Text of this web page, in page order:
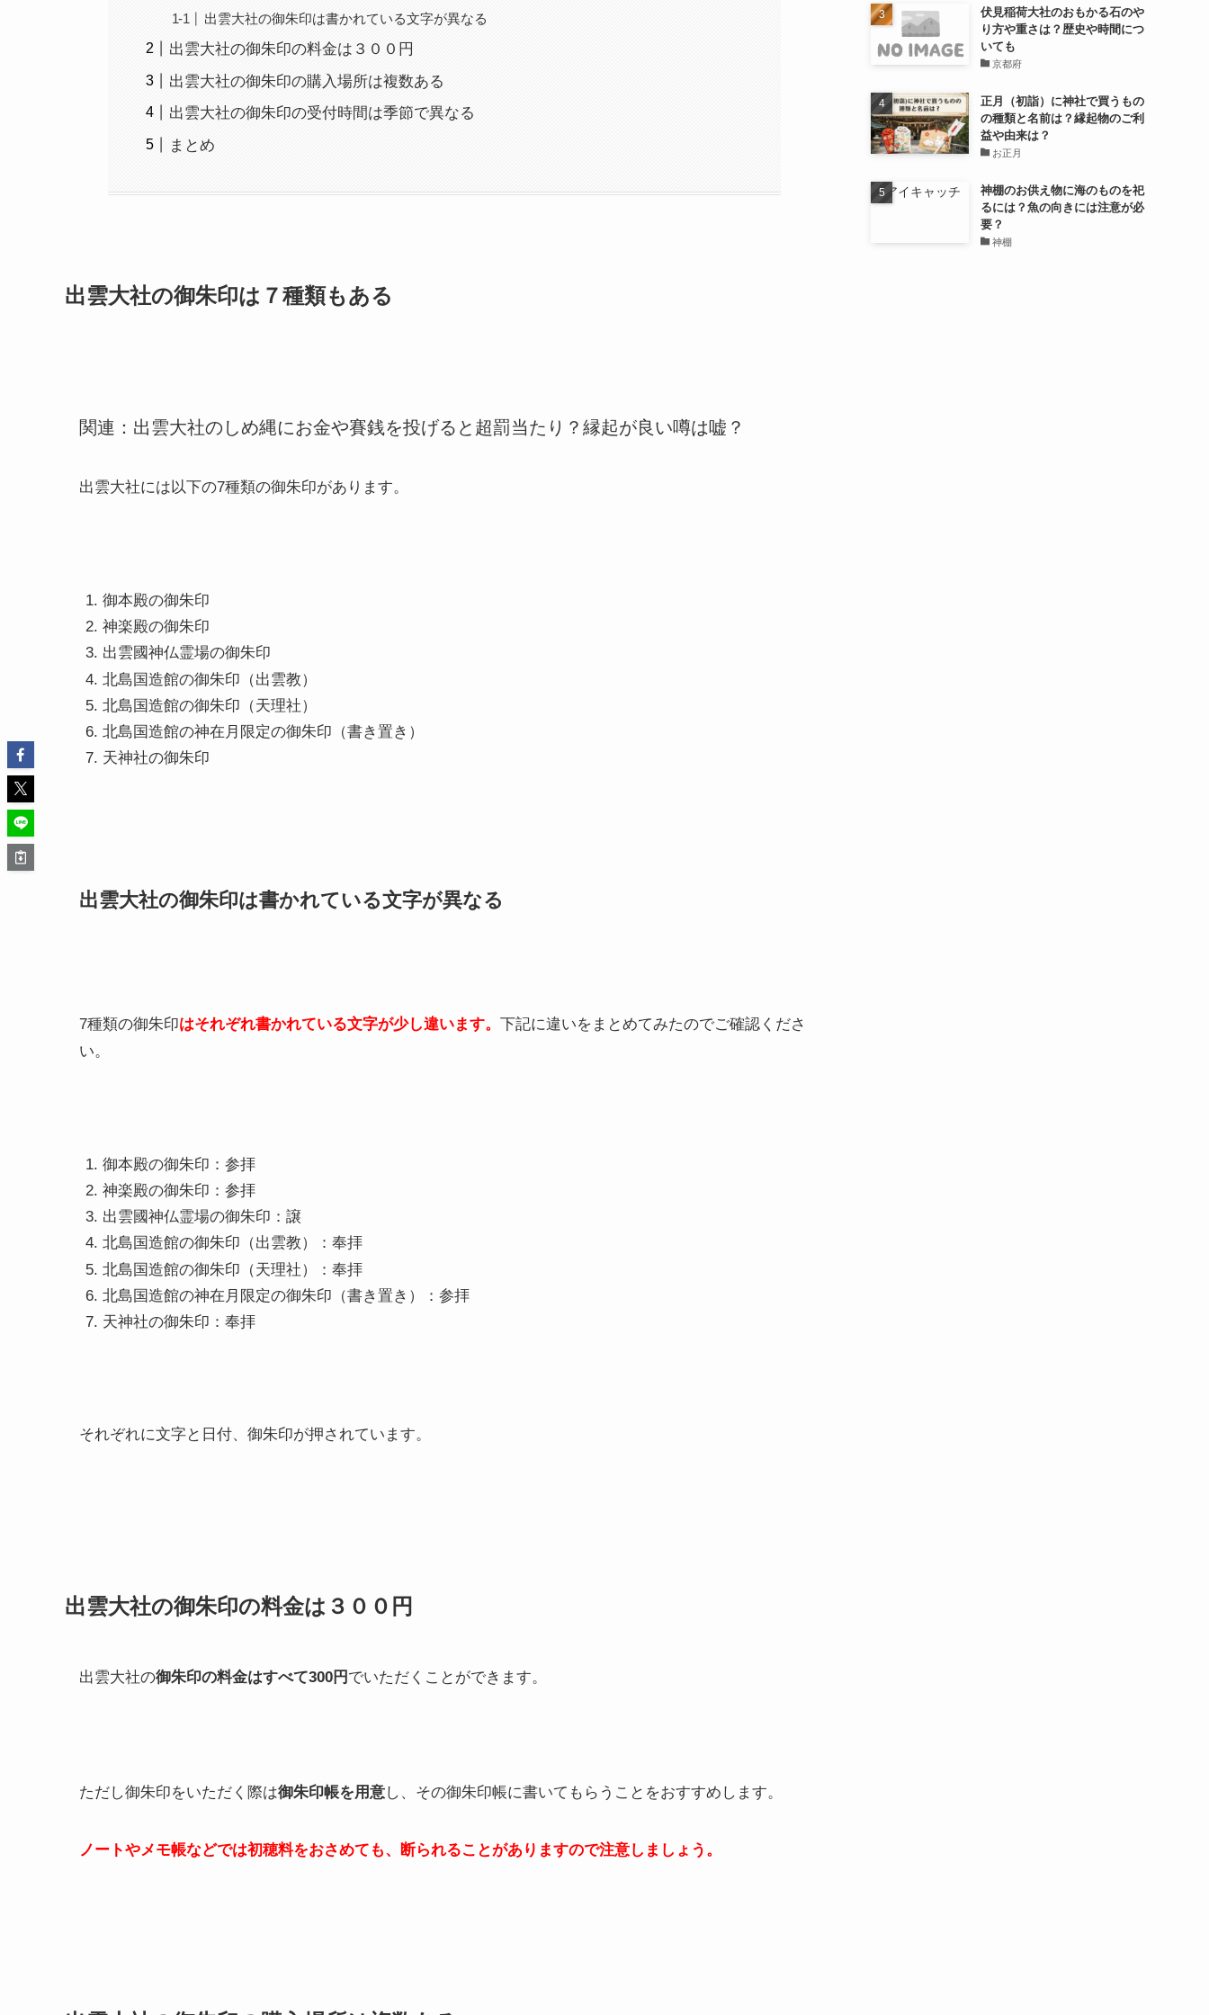
出雲大社の御朱印は書かれている文字が異なる
出雲大社の御朱印の料金は３００円
出雲大社の御朱印の購入場所は複数ある
出雲大社の御朱印の受付時間は季節で異なる
まとめ
出雲大社の御朱印は７種類もある
関連：出雲大社のしめ縄にお金や賽銭を投げると超罰当たり？縁起が良い噂は嘘？
出雲大社には以下の7種類の御朱印があります。
御本殿の御朱印
神楽殿の御朱印
出雲國神仏霊場の御朱印
北島国造館の御朱印（出雲教）
北島国造館の御朱印（天理社）
北島国造館の神在月限定の御朱印（書き置き）
天神社の御朱印
出雲大社の御朱印は書かれている文字が異なる
7種類の御朱印はそれぞれ書かれている文字が少し違います。 下記に違いをまとめてみたのでご確認くださ
い。
御本殿の御朱印：参拝
神楽殿の御朱印：参拝
出雲國神仏霊場の御朱印：譲
北島国造館の御朱印（出雲教）：奉拝
北島国造館の御朱印（天理社）：奉拝
北島国造館の神在月限定の御朱印（書き置き）：参拝
天神社の御朱印：奉拝
それぞれに文字と日付、御朱印が押されています。
出雲大社の御朱印の料金は３００円
出雲大社の御朱印の料金はすべて300円 でいただくことができます。
ただし御朱印をいただく際は御朱印帳を用意し、その御朱印帳に書いてもらうことをおすすめします。
ノートやメモ帳などでは初穂料をおさめても、断られることがありますので注意しましょう。
伏見稲荷大社のおもかる石のや
り方や重さは？歴史や時間につ
いても
京都府
正月（初詣）に神社で買うもの
の種類と名前は？縁起物のご利
益や由来は？
お正月
神棚のお供え物に海のものを祀
るには？魚の向きには注意が必
要？
神棚